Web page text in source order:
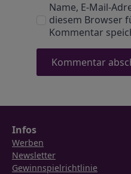
Name, E-Mail-
diesem Browser
Kommentar
Infos
Werben
Newsletter
Gewinnspielrichtlinie